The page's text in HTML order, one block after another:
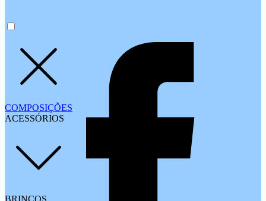
COMPOSIÇÕES
ACESSÓRIOS
BRINCOS